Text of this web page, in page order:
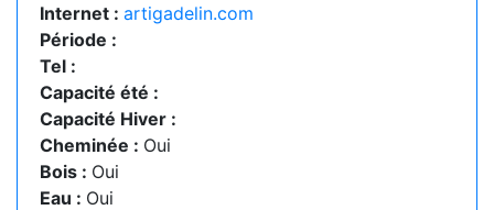
Internet : artigadelin.com
Période :
Tel :
Capacité été :
Capacité Hiver :
Cheminée : Oui
Bois : Oui
Eau : Oui